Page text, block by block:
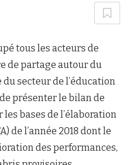
tous les acteurs de
de partage autour du
secteur de l’éducation
présenter le bilan de
les bases de l’élaboration
de l’année 2018 dont le
des performances,